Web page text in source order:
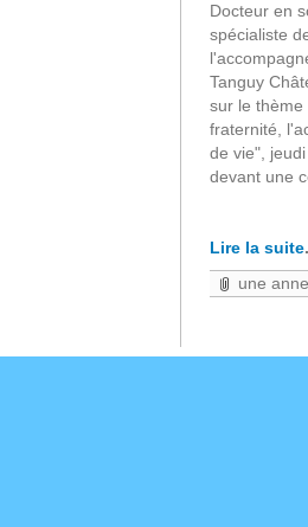
Docteur en
spécialiste
Tanguy
sur le thème
fraternité,
de vie",
devant une
Lire la suite
une